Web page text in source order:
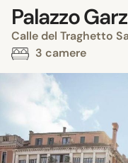
Palazzo
Calle del Traghetto
3 camere